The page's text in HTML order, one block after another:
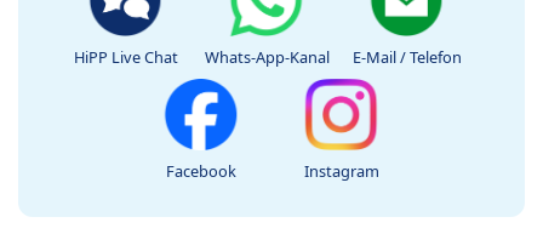
HiPP Live Chat Whats-App-Kanal E-Mail / Telefon
Facebook Instagram